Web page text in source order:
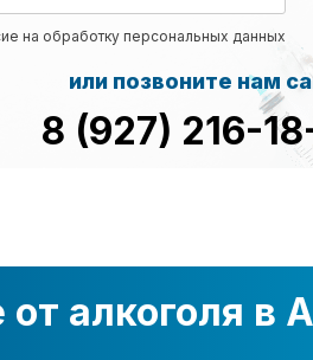
на обработку персональных данных
или позвоните нам
8 (927) 216-
алкоголя в